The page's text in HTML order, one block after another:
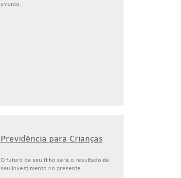
evento.
Previdência para Crianças
O futuro de seu filho será o resultado de
seu investimento no presente